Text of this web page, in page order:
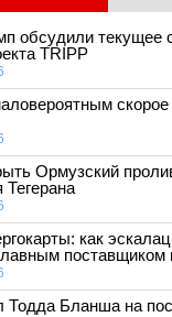
обсудили текущее
TRIPP
скорое
Ормузский
Тегерана
как
поставщиком
Тодда Бланша на